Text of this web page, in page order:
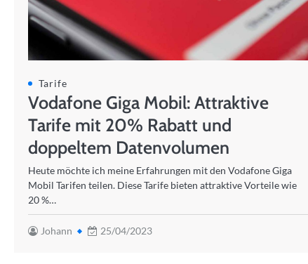
Tarife
Vodafone Giga Mobil: Attraktive
Tarife mit 20% Rabatt und
doppeltem Datenvolumen
Heute möchte ich meine Erfahrungen mit den Vodafone Giga
Mobil Tarifen teilen. Diese Tarife bieten attraktive Vorteile wie
20 %…
Johann 25/04/2023